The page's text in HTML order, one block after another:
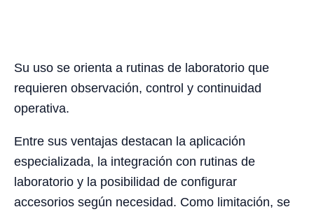
Su uso se orienta a rutinas de laboratorio que
requieren observación, control y continuidad
operativa.
Entre sus ventajas destacan la aplicación
especializada, la integración con rutinas de
laboratorio y la posibilidad de configurar
accesorios según necesidad. Como limitación, se